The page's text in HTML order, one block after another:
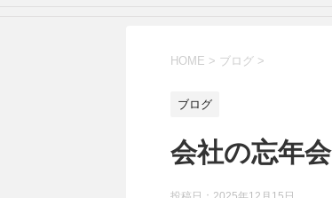
HOME > ブログ >
ブログ
会社の忘年会